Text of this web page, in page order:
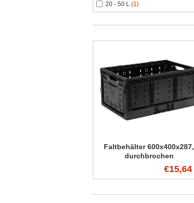
20 - 50 L (1)
Faltbehälter 600x400x287,
durchbrochen
€15,64